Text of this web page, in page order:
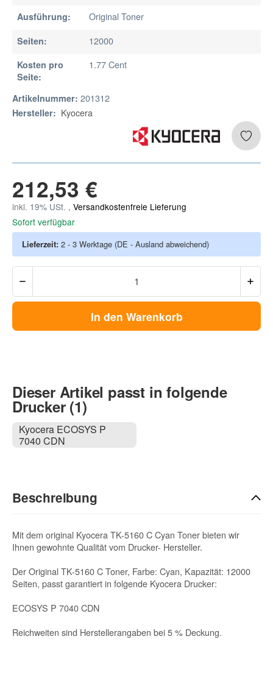
Ausführung: Original Toner
Seiten: 12000
Kosten pro
Seite:
1.77 Cent
Artikelnummer: 201312
Hersteller: Kyocera
212,53 €
inkl. 19% USt. , Versandkostenfreie Lieferung
Sofort verfügbar
Lieferzeit: 2 - 3 Werktage (DE - Ausland abweichend)
In den Warenkorb
Dieser Artikel passt in folgende
Drucker (1)
Kyocera ECOSYS P
7040 CDN
Beschreibung
Mit dem original Kyocera TK-5160 C Cyan Toner bieten wir
Ihnen gewohnte Qualität vom Drucker- Hersteller.
Der Original TK-5160 C Toner, Farbe: Cyan, Kapazität: 12000
Seiten, passt garantiert in folgende Kyocera Drucker:
ECOSYS P 7040 CDN
Reichweiten sind Herstellerangaben bei 5 % Deckung.